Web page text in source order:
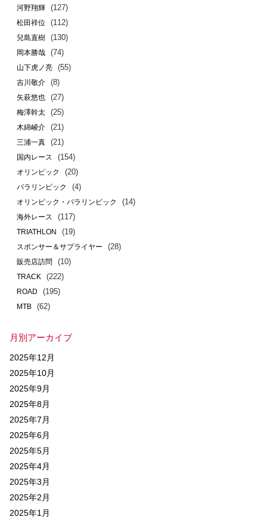
河野翔輝 (127)
松田祥位 (112)
兒島直樹 (130)
岡本勝哉 (74)
山下虎ノ亮 (55)
吉川敬介 (8)
矢萩悠也 (27)
梅澤幹太 (25)
木綿崚介 (21)
三浦一真 (21)
国内レース (154)
オリンピック (20)
パラリンピック (4)
オリンピック・パラリンピック (14)
海外レース (117)
TRIATHLON (19)
スポンサー＆サプライヤー (28)
販売店訪問 (10)
TRACK (222)
ROAD (195)
MTB (62)
月別アーカイブ
2025年12月
2025年10月
2025年9月
2025年8月
2025年7月
2025年6月
2025年5月
2025年4月
2025年3月
2025年2月
2025年1月